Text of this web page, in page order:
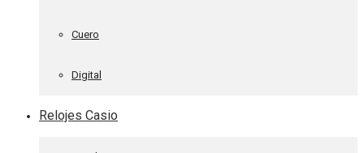
Cuero
Digital
Relojes Casio